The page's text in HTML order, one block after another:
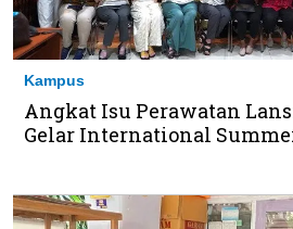
Kampus
Angkat Isu Perawatan
Gelar International